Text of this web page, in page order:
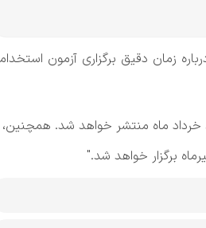
زمان دقیق برگزاری آزمون
خرداد ماه منتشر خواهد شد. همچنین،
برگزار خواهد شد."